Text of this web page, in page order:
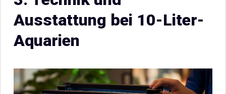
Ausstattung bei 10-Liter-
Aquarien